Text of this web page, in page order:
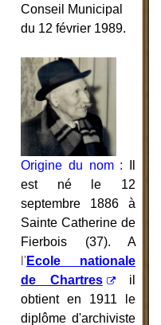
Conseil Municipal
du 12 février 1989.
Origine du nom :
est né le 12
septembre 1886 à
Sainte Catherine de
Fierbois (37). A
l'Ecole nationale
de Chartres
il
obtient en 1911 le
diplôme d'archiviste